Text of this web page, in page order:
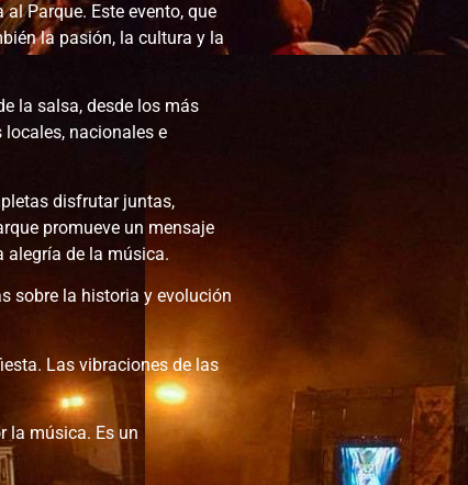
Parque. Este evento, que
la pasión, la cultura y la
la salsa, desde los más
nacionales e
disfrutar juntas,
promueve un mensaje
alegría de la música.
sobre la historia y evolución
Las vibraciones de las
la música. Es un